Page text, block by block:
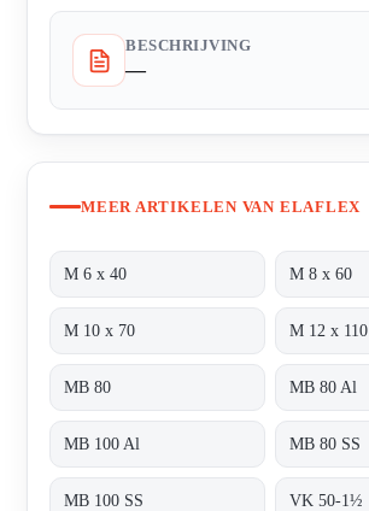
BESCHRIJVING
—
MEER ARTIKELEN VAN ELAFLEX
M 6 x 40 M 8 x 60
M 10 x 70 M 12 x 110
MB 80 MB 80 Al
MB 100 Al MB 80 SS
MB 100 SS VK 50-1½